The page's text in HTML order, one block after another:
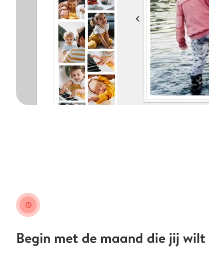
clock
Begin met de maand die jij wilt